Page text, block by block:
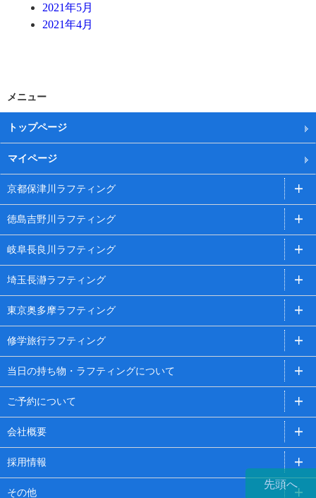
2021年5月
2021年4月
先頭へ
メニュー
トップページ
マイページ
京都保津川ラフティング
徳島吉野川ラフティング
岐阜長良川ラフティング
埼玉長瀞ラフティング
東京奥多摩ラフティング
修学旅行ラフティング
当日の持ち物・ラフティングについて
ご予約について
会社概要
採用情報
その他